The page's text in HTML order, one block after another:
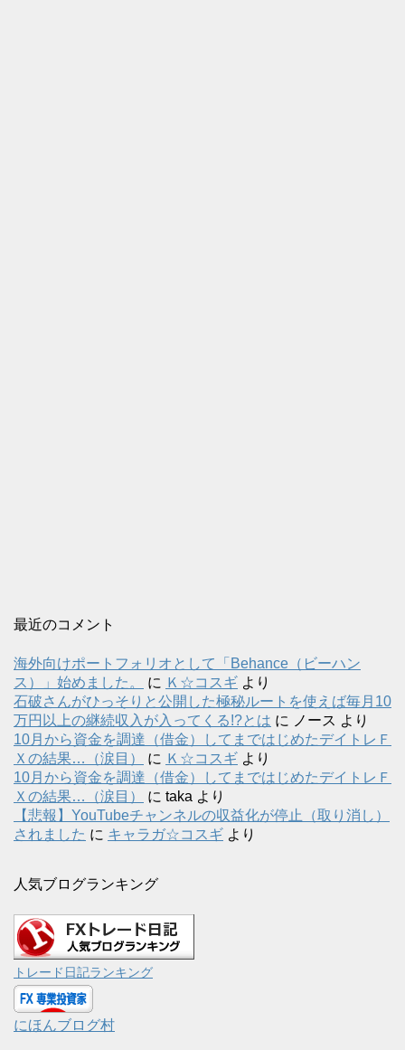
最近のコメント
海外向けポートフォリオとして「Behance（ビーハン
ス）」始めました。
に Ｋ☆コスギ より
石破さんがひっそりと公開した極秘ルートを使えば毎月10
万円以上の継続収入が入ってくる!?とは に ノース より
10月から資金を調達（借金）してまではじめたデイトレＦ
Ｘの結果…（涙目）
に Ｋ☆コスギ より
10月から資金を調達（借金）してまではじめたデイトレＦ
Ｘの結果…（涙目）
に taka より
【悲報】YouTubeチャンネルの収益化が停止（取り消し）
されました に キャラガ☆コスギ より
人気ブログランキング
トレード日記ランキング
にほんブログ村